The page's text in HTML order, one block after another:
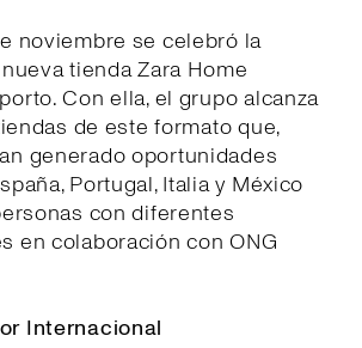
noviembre se celebró la
tienda Zara Home
Con ella, el grupo alcanza
de este formato que,
generado oportunidades
Portugal, Italia y México
con diferentes
en colaboración con ONG
Internacional